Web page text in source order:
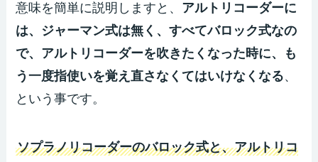
意味を簡単に説明しますと、 アルトリコーダーに
は、ジャーマン式は無く、すべてバロック式なの
で、アルトリコーダーを吹きたくなった時に、も
う一度指使いを覚え直さなくてはいけなくなる、
という事です。
ソプラノリコーダーのバロック式と、アルトリコ